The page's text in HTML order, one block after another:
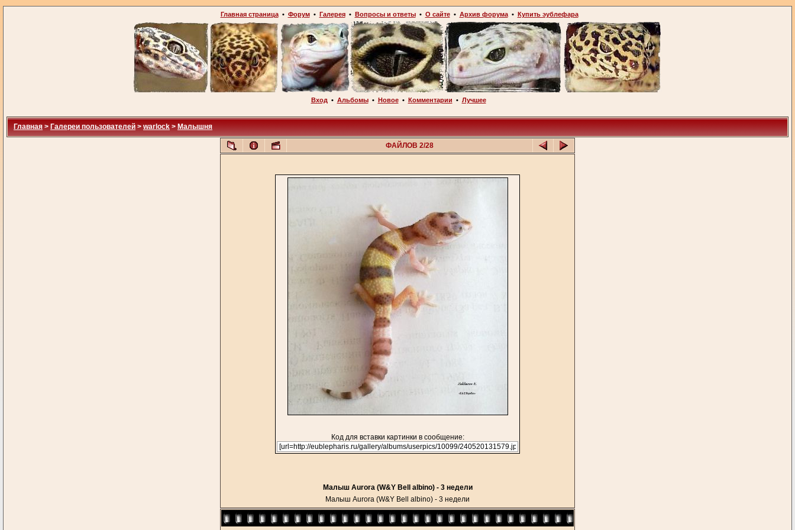
Главная страница• Форум• Галерея• Вопросы и ответы• О сайте• Архив форума• Купить эублефара
Вход • Альбомы• Новое• Комментарии • Лучшее
Главная > Галереи пользователей > warlock > Малышня
ФАЙЛОВ 2/28
Код для вставки картинки в сообщение:
Малыш Aurora (W&Y Bell albino) - 3 недели
Малыш Aurora (W&Y Bell albino) - 3 недели